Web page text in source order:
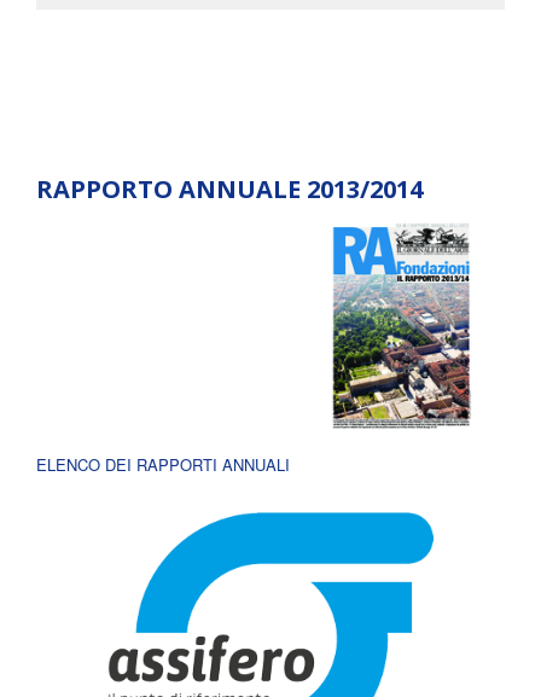
RAPPORTO ANNUALE 2013/2014
ELENCO DEI RAPPORTI ANNUALI